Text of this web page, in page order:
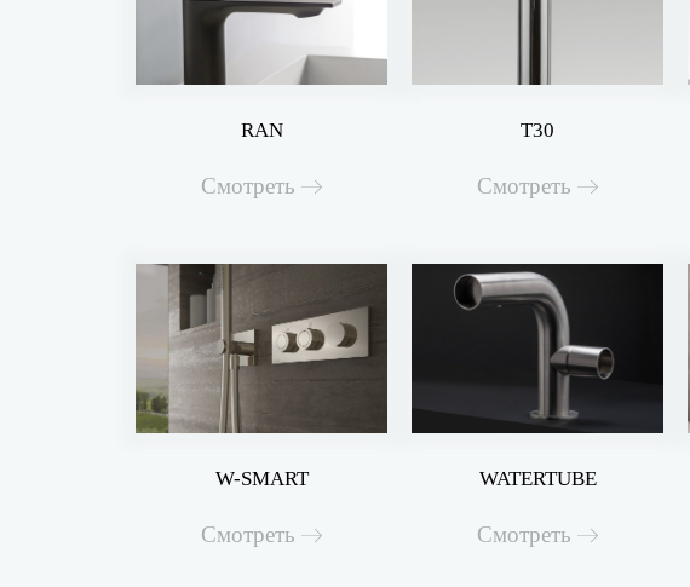
RAN
Смотреть
T30
Смотреть
W-SMART
Смотреть
WATERTUBE
Смотреть